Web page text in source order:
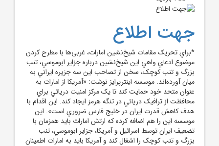
جهت اطلاع
*براي تحريک مقامات شيخ‌نشين امارات، غربی‌ها با مطرح کردن
موضوع ادعاي واهي اين شيخ‌نشين درباره جزاير ابوموسي، تنب
بزرگ و تنب کوچک، سخن از تصاحب اين سه جزيره ايراني به
ميان آورده‌اند. موسسه اينترپرايز نوشت: «آمريکا از امارات به
عنوان متحد خود حمايت کند تا يک مرکز امنيت دريائي براي
محافظت از ترافيک دريائي در تنگه هرمز ايجاد کند. اين اقدام با
هدف کاهش قدرت ايران در خليج فارس ضروري است». اين
موسسه اين را هم اضافه کرده که ارتش امارات بايد همزمان با
تضعيف ايران توسط اسرائيل و آمريکا، جزاير ابوموسي، تنب
بزرگ و تنب کوچک را اشغال کند و آمريکا بايد به امارات اطمينان